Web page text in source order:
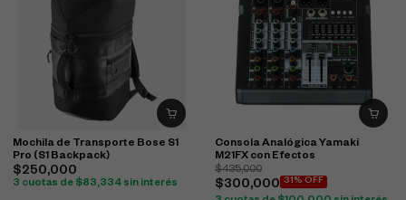
Mochila de Transporte Bose S1
Pro (S1 Backpack)
$250,000
3 cuotas de $83,334 sin interés
Consola Analógica Yamaki
M21FX con Efectos
$435,000
$300,000 31% OFF